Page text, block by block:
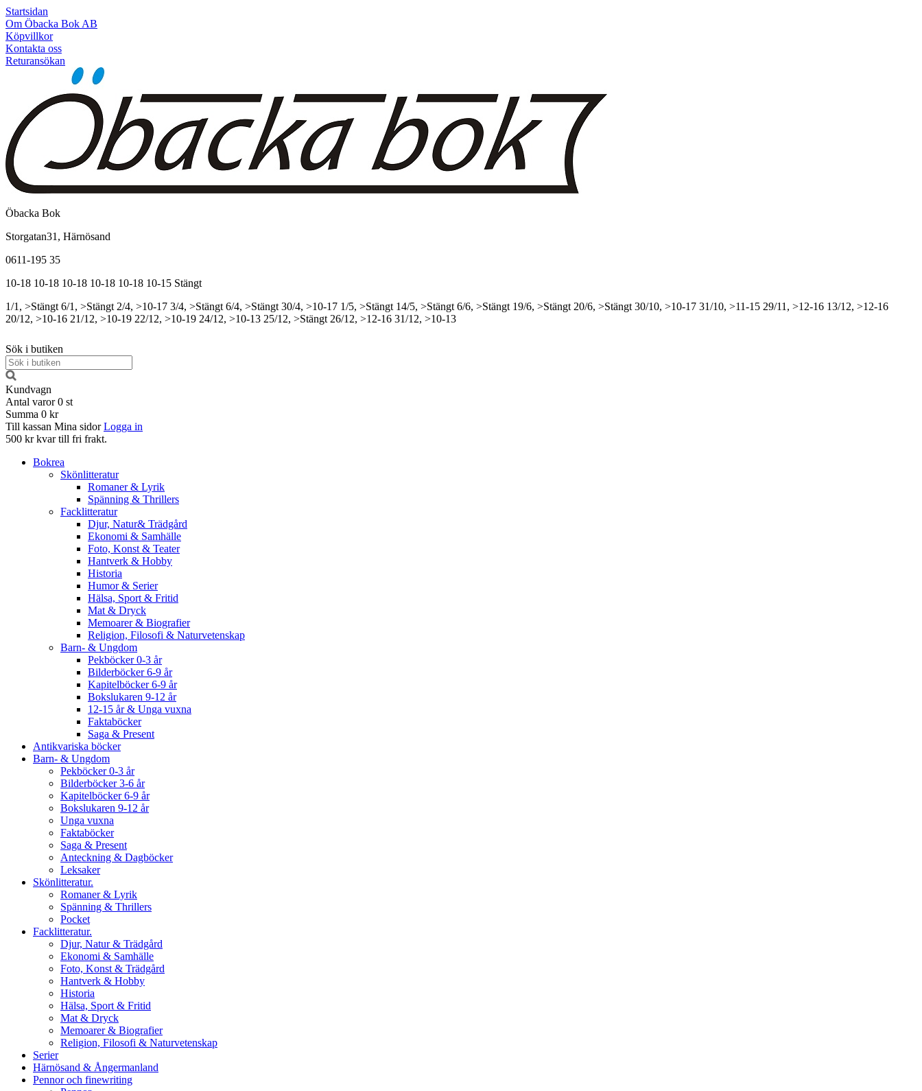
Startsidan
Om Öbacka Bok AB
Köpvillkor
Kontakta oss
Returansökan
Öbacka Bok
Storgatan31, Härnösand
0611-195 35
10-18 10-18 10-18 10-18 10-18 10-15 Stängt
1/1, >Stängt 6/1, >Stängt 2/4, >10-17 3/4, >Stängt 6/4, >Stängt 30/4, >10-17 1/5, >Stängt 14/5, >Stängt 6/6, >Stängt 19/6, >Stängt 20/6, >Stängt 30/10, >10-17 31/10, >11-15 29/11, >12-16 13/12, >12-16
20/12, >10-16 21/12, >10-19 22/12, >10-19 24/12, >10-13 25/12, >Stängt 26/12, >12-16 31/12, >10-13
Sök i butiken
Kundvagn
Antal varor 0 st
Summa 0 kr
Till kassan Mina sidor Logga in
500 kr kvar till fri frakt.
Bokrea
Skönlitteratur
Romaner & Lyrik
Spänning & Thrillers
Facklitteratur
Djur, Natur& Trädgård
Ekonomi & Samhälle
Foto, Konst & Teater
Hantverk & Hobby
Historia
Humor & Serier
Hälsa, Sport & Fritid
Mat & Dryck
Memoarer & Biografier
Religion, Filosofi & Naturvetenskap
Barn- & Ungdom
Pekböcker 0-3 år
Bilderböcker 6-9 år
Kapitelböcker 6-9 år
Bokslukaren 9-12 år
12-15 år & Unga vuxna
Faktaböcker
Saga & Present
Antikvariska böcker
Barn- & Ungdom
Pekböcker 0-3 år
Bilderböcker 3-6 år
Kapitelböcker 6-9 år
Bokslukaren 9-12 år
Unga vuxna
Faktaböcker
Saga & Present
Anteckning & Dagböcker
Leksaker
Skönlitteratur.
Romaner & Lyrik
Spänning & Thrillers
Pocket
Facklitteratur.
Djur, Natur & Trädgård
Ekonomi & Samhälle
Foto, Konst & Trädgård
Hantverk & Hobby
Historia
Hälsa, Sport & Fritid
Mat & Dryck
Memoarer & Biografier
Religion, Filosofi & Naturvetenskap
Serier
Härnösand & Ångermanland
Pennor och finewriting